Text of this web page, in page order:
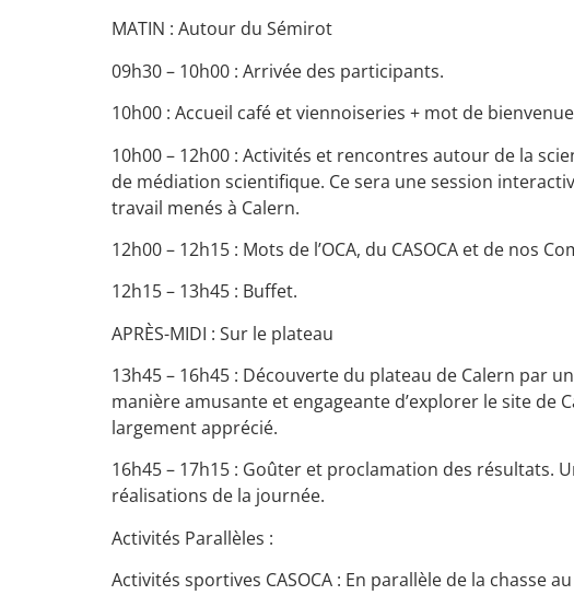
MATIN : Autour du Sémirot
09h30 – 10h00 : Arrivée des participants.
10h00 : Accueil café et viennoiseries + mot de
10h00 – 12h00 : Activités et rencontres autour de la
de médiation scientifique. Ce sera une session
travail menés à Calern.
12h00 – 12h15 : Mots de l’OCA, du CASOCA et de nos
12h15 – 13h45 : Buffet.
APRÈS-MIDI : Sur le plateau
13h45 – 16h45 : Découverte du plateau de Calern par
manière amusante et engageante d’explorer le site
largement apprécié.
16h45 – 17h15 : Goûter et proclamation des résultats.
réalisations de la journée.
Activités Parallèles :
Activités sportives CASOCA : En parallèle de la chasse